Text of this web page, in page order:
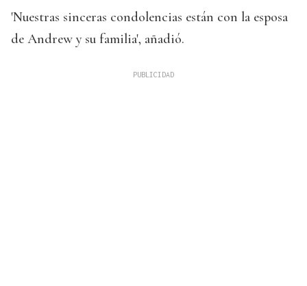
'Nuestras sinceras condolencias están con la esposa
de Andrew y su familia', añadió.